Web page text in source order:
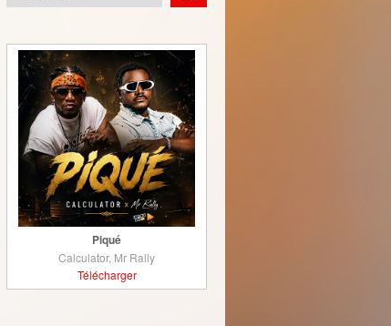
Piqué
Calculator, Mr Rally
Télécharger